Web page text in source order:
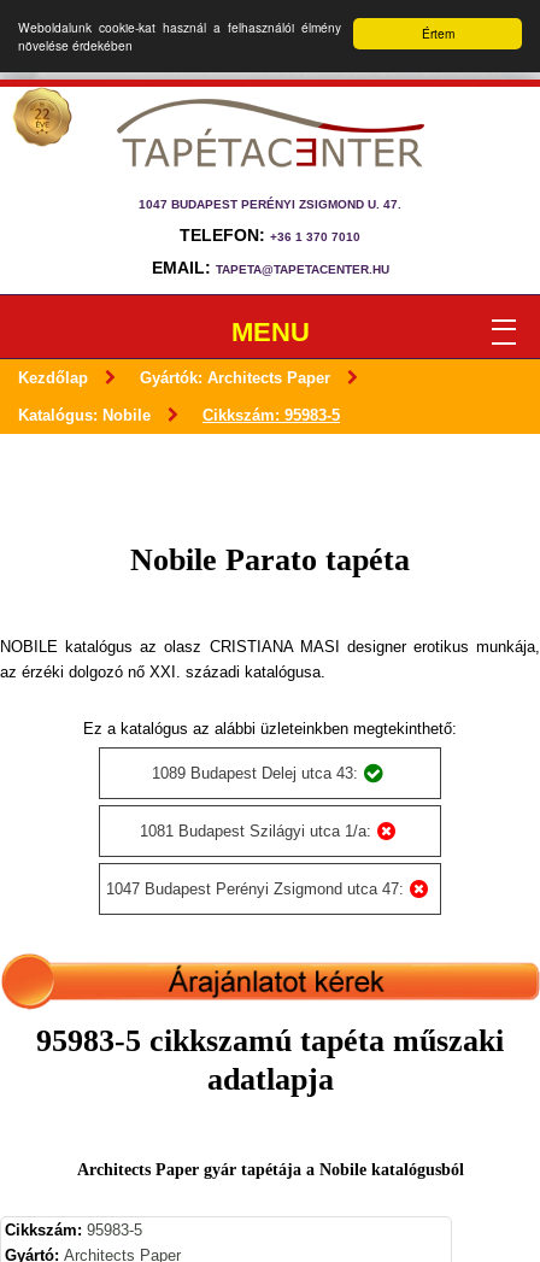
Értem
Weboldalunk cookie-kat használ a felhasználói élmény
növelése érdekében
1047 BUDAPEST PERÉNYI ZSIGMOND U. 47.
TELEFON: +36 1 370 7010
EMAIL: TAPETA@TAPETACENTER.HU
MENU
Kezdőlap Gyártók: Architects Paper
Katalógus: Nobile Cikkszám: 95983-5
Nobile Parato tapéta
NOBILE katalógus az olasz CRISTIANA MASI designer erotikus munkája,
az érzéki dolgozó nő XXI. századi katalógusa.
Ez a katalógus az alábbi üzleteinkben megtekinthető:
1089 Budapest Delej utca 43:
1081 Budapest Szilágyi utca 1/a:
1047 Budapest Perényi Zsigmond utca 47:
95983-5 cikkszamú tapéta műszaki
adatlapja
Architects Paper gyár tapétája a Nobile katalógusból
Cikkszám: 95983-5
Gyártó: Architects Paper